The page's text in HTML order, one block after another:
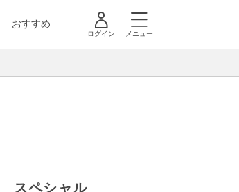
おすすめ
ログイン メニュー
スペシャル